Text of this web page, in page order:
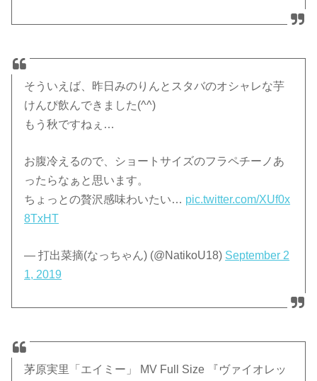
そういえば、昨日みのりんとスタバのオシャレな芋
けんぴ飲んできました(^^)
もう秋ですねぇ…
お腹冷えるので、ショートサイズのフラペチーノあ
ったらなぁと思います。
ちょっとの贅沢感味わいたい… pic.twitter.com/XUf0x
8TxHT
— 打出菜摘(なっちゃん) (@NatikoU18) September 2
1, 2019
茅原実里「エイミー」 MV Full Size 『ヴァイオレッ